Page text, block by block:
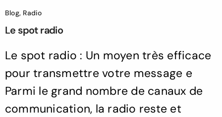
Blog, Radio
Le spot radio
Le spot radio : Un moyen très efficace
pour transmettre votre message e
Parmi le grand nombre de canaux de
communication, la radio reste et